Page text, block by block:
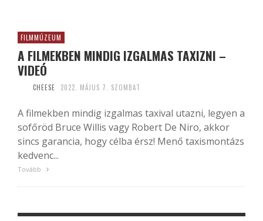
FILMMÚZEUM
A FILMEKBEN MINDIG IZGALMAS TAXIZNI –
VIDEÓ
CHEESE 2022. MÁJUS 7. SZOMBAT
A filmekben mindig izgalmas taxival utazni, legyen a
sofőröd Bruce Willis vagy Robert De Niro, akkor
sincs garancia, hogy célba érsz! Menő taxismontázs
kedvenc...
Tovább